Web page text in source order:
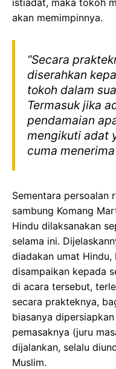
akan memimpinnya.
“Secara
diserahkan
tokoh dalam
Termasuk jika
pendamaian
mengikuti adat
cuma
Sementara persoalan
sambung Komang
Hindu dilaksanakan
selama ini.
diadakan umat Hindu,
disampaikan kepada
di acara tersebut,
secara prakteknya,
biasanya
pemasaknya (juru
dijalankan, selalu
Muslim.